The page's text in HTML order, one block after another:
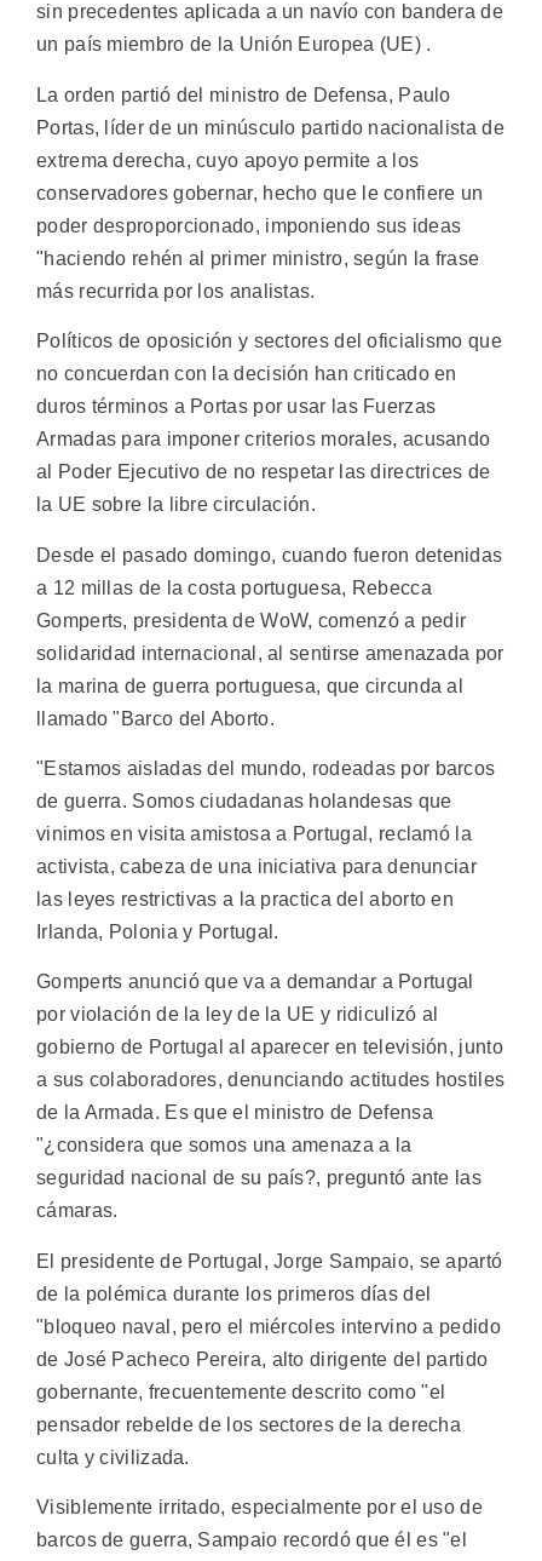
sin precedentes aplicada a un navío con bandera de
un país miembro de la Unión Europea (UE) .
La orden partió del ministro de Defensa, Paulo
Portas, líder de un minúsculo partido nacionalista de
extrema derecha, cuyo apoyo permite a los
conservadores gobernar, hecho que le confiere un
poder desproporcionado, imponiendo sus ideas
"haciendo rehén al primer ministro, según la frase
más recurrida por los analistas.
Políticos de oposición y sectores del oficialismo que
no concuerdan con la decisión han criticado en
duros términos a Portas por usar las Fuerzas
Armadas para imponer criterios morales, acusando
al Poder Ejecutivo de no respetar las directrices de
la UE sobre la libre circulación.
Desde el pasado domingo, cuando fueron detenidas
a 12 millas de la costa portuguesa, Rebecca
Gomperts, presidenta de WoW, comenzó a pedir
solidaridad internacional, al sentirse amenazada por
la marina de guerra portuguesa, que circunda al
llamado "Barco del Aborto.
"Estamos aisladas del mundo, rodeadas por barcos
de guerra. Somos ciudadanas holandesas que
vinimos en visita amistosa a Portugal, reclamó la
activista, cabeza de una iniciativa para denunciar
las leyes restrictivas a la practica del aborto en
Irlanda, Polonia y Portugal.
Gomperts anunció que va a demandar a Portugal
por violación de la ley de la UE y ridiculizó al
gobierno de Portugal al aparecer en televisión, junto
a sus colaboradores, denunciando actitudes hostiles
de la Armada. Es que el ministro de Defensa
"¿considera que somos una amenaza a la
seguridad nacional de su país?, preguntó ante las
cámaras.
El presidente de Portugal, Jorge Sampaio, se apartó
de la polémica durante los primeros días del
"bloqueo naval, pero el miércoles intervino a pedido
de José Pacheco Pereira, alto dirigente del partido
gobernante, frecuentemente descrito como "el
pensador rebelde de los sectores de la derecha
culta y civilizada.
Visiblemente irritado, especialmente por el uso de
barcos de guerra, Sampaio recordó que él es "el